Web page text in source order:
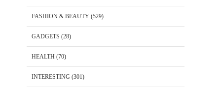
FASHION & BEAUTY (529)
GADGETS (28)
HEALTH (70)
INTERESTING (301)